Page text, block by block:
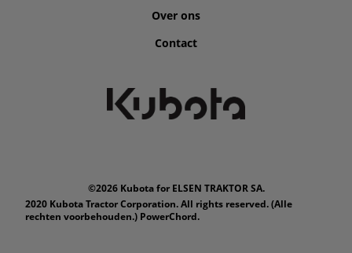
Over ons
Contact
©2026 Kubota for ELSEN TRAKTOR SA.
2020 Kubota Tractor Corporation. All rights reserved. (Alle
rechten voorbehouden.) PowerChord.